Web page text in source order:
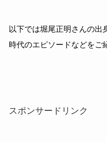
以下では堀尾正明さんの出
時代のエピソードなどをご
スポンサードリンク